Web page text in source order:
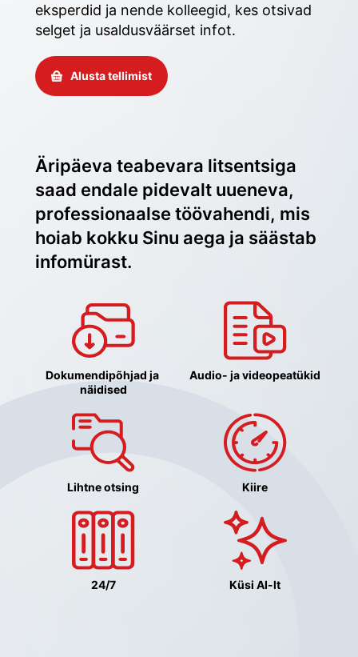
eksperdid ja nende kolleegid, kes otsivad
selget ja usaldusväärset infot.
Alusta tellimist
Äripäeva teabevara litsentsiga
saad endale pidevalt uueneva,
professionaalse töövahendi, mis
hoiab kokku Sinu aega ja säästab
infomürast.
Dokumendipõhjad ja
näidised
Audio- ja videopeatükid
Lihtne otsing Kiire
24/7 Küsi AI-lt